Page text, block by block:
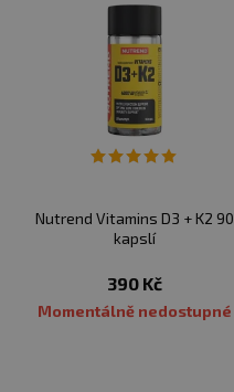
Nutrend Vitamins D3 + K2 90
kapslí
390 Kč
Momentálně nedostupné